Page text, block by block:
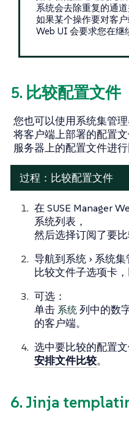
系统会去除重复的通
如果某个操作要对客
Web UI 会要求您在继
5. 比较配置文件
您也可以使用系统集管理
将客户端上部署的配置
服务器上的配置文件进行
过程：比较配置文件
在 SUSE Manager
系统列表 ，
然后选择订阅了要
导航到系统 系统集
比较文件子选项卡
可选：
单击 系统列中的数
的客户端。
选中要比较的配置
安排文件比较。
6. Jinja